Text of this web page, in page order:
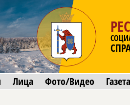
Лица Фото/Видео Газета